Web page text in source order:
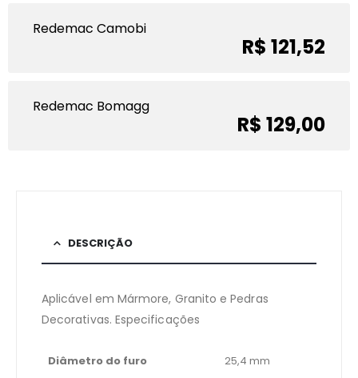
Redemac Camobi
R$ 121,52
Redemac Bomagg
R$ 129,00
DESCRIÇÃO
Aplicável em Mármore, Granito e Pedras
Decorativas. Especificações
Diâmetro do furo 25,4 mm